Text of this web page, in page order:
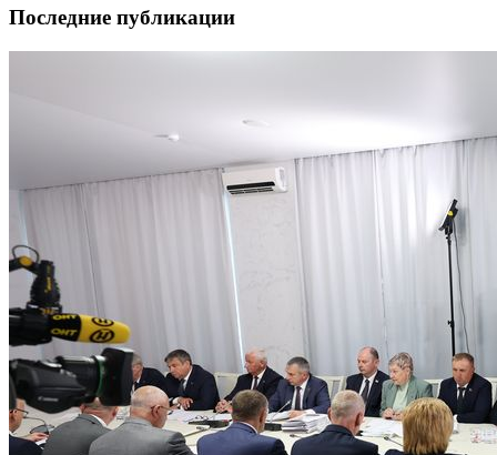
Последние публикации